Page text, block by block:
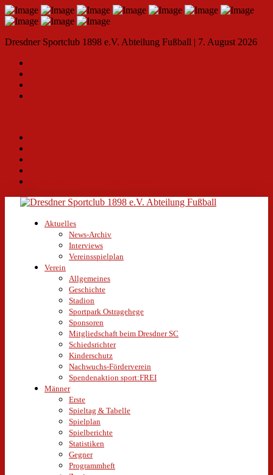
Dresdner Sportclub 1898 e.V. Abteilung Fußball | 7. August 2026
Aktuelles
News-Archiv
Interviews
Vereinsspielplan
Verein
Allgemeines
Geschichte
Stadion
Sportpark Ostragehege
Sponsoren
Mitgliedschaft beim Dresdner SC
Schiedsrichter
Kinderschutz
Nachwuchs-Förderverein
Spendenaktion sport:FREI
Männer
Erste
Spieltag & Tabelle
Spielplan
Spielberichte
Statistiken
Gegner
Programmheft